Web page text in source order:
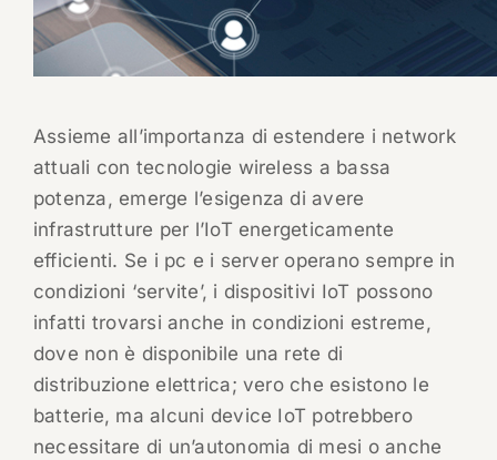
Assieme all’importanza di estendere i network
attuali con tecnologie wireless a bassa
potenza, emerge l’esigenza di avere
infrastrutture per l’IoT energeticamente
efficienti. Se i pc e i server operano sempre in
condizioni ‘servite’, i dispositivi IoT possono
infatti trovarsi anche in condizioni estreme,
dove non è disponibile una rete di
distribuzione elettrica; vero che esistono le
batterie, ma alcuni device IoT potrebbero
necessitare di un’autonomia di mesi o anche